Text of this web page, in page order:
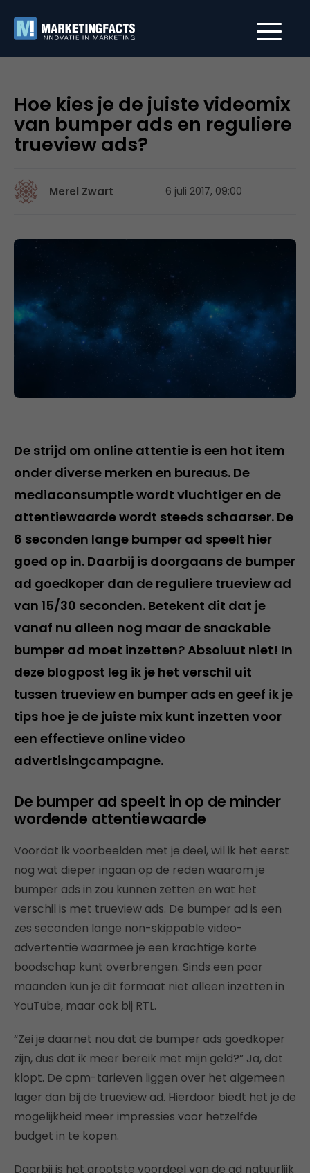
Hoe kies je de juiste videomix
van bumper ads en reguliere
trueview ads?
Merel Zwart 6 juli 2017, 09:00
De strijd om online attentie is een hot item
onder diverse merken en bureaus. De
mediaconsumptie wordt vluchtiger en de
attentiewaarde wordt steeds schaarser. De
6 seconden lange bumper ad speelt hier
goed op in. Daarbij is doorgaans de bumper
ad goedkoper dan de reguliere trueview ad
van 15/30 seconden. Betekent dit dat je
vanaf nu alleen nog maar de snackable
bumper ad moet inzetten? Absoluut niet! In
deze blogpost leg ik je het verschil uit
tussen trueview en bumper ads en geef ik je
tips hoe je de juiste mix kunt inzetten voor
een effectieve online video
advertisingcampagne.
De bumper ad speelt in op de minder
wordende attentiewaarde
Voordat ik voorbeelden met je deel, wil ik het eerst
nog wat dieper ingaan op de reden waarom je
bumper ads in zou kunnen zetten en wat het
verschil is met trueview ads. De bumper ad is een
zes seconden lange non-skippable video-
advertentie waarmee je een krachtige korte
boodschap kunt overbrengen. Sinds een paar
maanden kun je dit formaat niet alleen inzetten in
YouTube, maar ook bij RTL.
“Zei je daarnet nou dat de bumper ads goedkoper
zijn, dus dat ik meer bereik met mijn geld?” Ja, dat
klopt. De cpm-tarieven liggen over het algemeen
lager dan bij de trueview ad. Hierdoor biedt het je de
mogelijkheid meer impressies voor hetzelfde
budget in te kopen.
Daarbij is het grootste voordeel van de ad natuurlijk